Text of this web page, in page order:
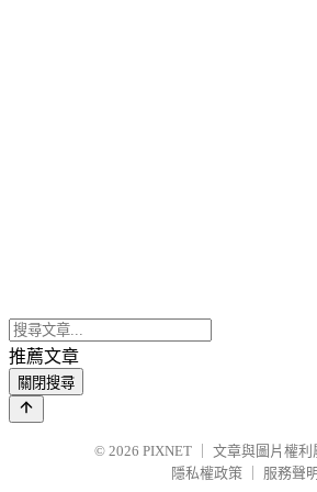
推薦文章
關閉搜尋
© 2026 PIXNET
文章與圖片權利
隱私權政策
服務聲明